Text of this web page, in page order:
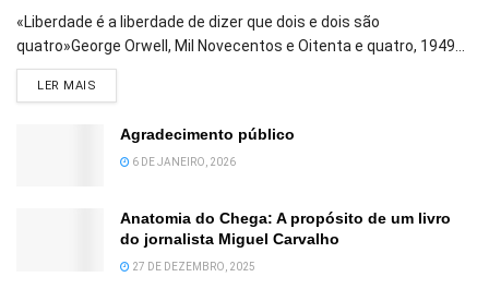
«Liberdade é a liberdade de dizer que dois e dois são
quatro»George Orwell, Mil Novecentos e Oitenta e quatro, 1949...
LER MAIS
Agradecimento público
6 DE JANEIRO, 2026
Anatomia do Chega: A propósito de um livro
do jornalista Miguel Carvalho
27 DE DEZEMBRO, 2025